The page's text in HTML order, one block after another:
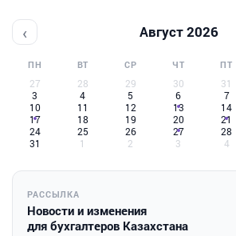
‹ Август 2026
ПН ВТ СР ЧТ ПТ
27 28 29 30 31
3
4 5 6 7
10
11 12 13 14
17
18 19 20 21
24
25 26 27 28
31
1 2 3 4
РАССЫЛКА
Новости и изменения
для бухгалтеров Казахстана